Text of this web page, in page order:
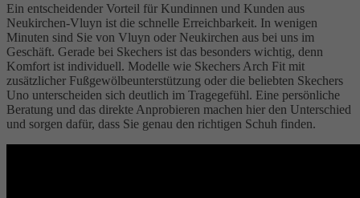
Ein entscheidender Vorteil für Kundinnen und Kunden aus
Neukirchen-Vluyn ist die schnelle Erreichbarkeit. In wenigen
Minuten sind Sie von Vluyn oder Neukirchen aus bei uns im
Geschäft. Gerade bei Skechers ist das besonders wichtig, denn
Komfort ist individuell. Modelle wie Skechers Arch Fit mit
zusätzlicher Fußgewölbeunterstützung oder die beliebten Skechers
Uno unterscheiden sich deutlich im Tragegefühl. Eine persönliche
Beratung und das direkte Anprobieren machen hier den Unterschied
und sorgen dafür, dass Sie genau den richtigen Schuh finden.